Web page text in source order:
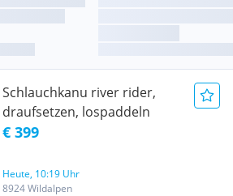
Schlauchkanu river rider,
draufsetzen, lospaddeln
€ 399
Heute, 10:19 Uhr
8924 Wildalpen